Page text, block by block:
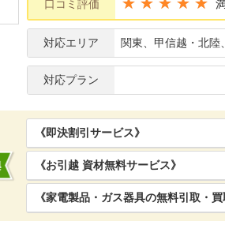
口コミ評価 ★★★★★
対応エリア 関東、甲信越・北陸
対応プラン
《即決割引サービス》
《お引越 資材無料サービス》
《家電製品・ガス器具の無料引取・